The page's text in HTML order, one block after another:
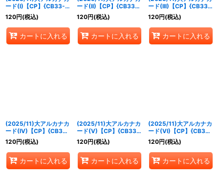
ード(I)【CP】{CB33-
CP01}《青》
120円(税込)
カートに入れる
ード(II)【CP】{CB33-
CP01}《青》
120円(税込)
カートに入れる
ード(III)【CP】{CB33-
CP01}《青》
120円(税込)
カートに入れる
(2025/11)大アルカナカ
ード(IV)【CP】{CB33-
CP01}《青》
120円(税込)
カートに入れる
(2025/11)大アルカナカ
ード(V)【CP】{CB33-
CP01}《青》
120円(税込)
カートに入れる
(2025/11)大アルカナカ
ード(VI)【CP】{CB33-
CP01}《青》
120円(税込)
カートに入れる